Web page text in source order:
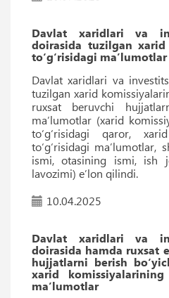
Davlat xaridlari va
doirasida tuzilgan
to‘g‘risidagi ma’lumotlar
Davlat xaridlari va
tuzilgan xarid
ruxsat beruvchi
ma’lumotlar (xarid
to‘g‘risidagi qaror,
to‘g‘risidagi ma’lumotlar,
ismi, otasining ismi, ish
lavozimi) e’lon qilindi.
10.04.2025
Davlat xaridlari va
doirasida hamda ruxsat
hujjatlarni berish
xarid
maʼlumotlar